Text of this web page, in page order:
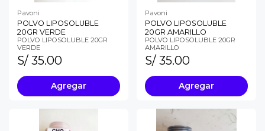
Pavoni
POLVO LIPOSOLUBLE
20GR VERDE
POLVO LIPOSOLUBLE 20GR
VERDE
S/ 35.00
Agregar
Pavoni
POLVO LIPOSOLUBLE
20GR AMARILLO
POLVO LIPOSOLUBLE 20GR
AMARILLO
S/ 35.00
Agregar